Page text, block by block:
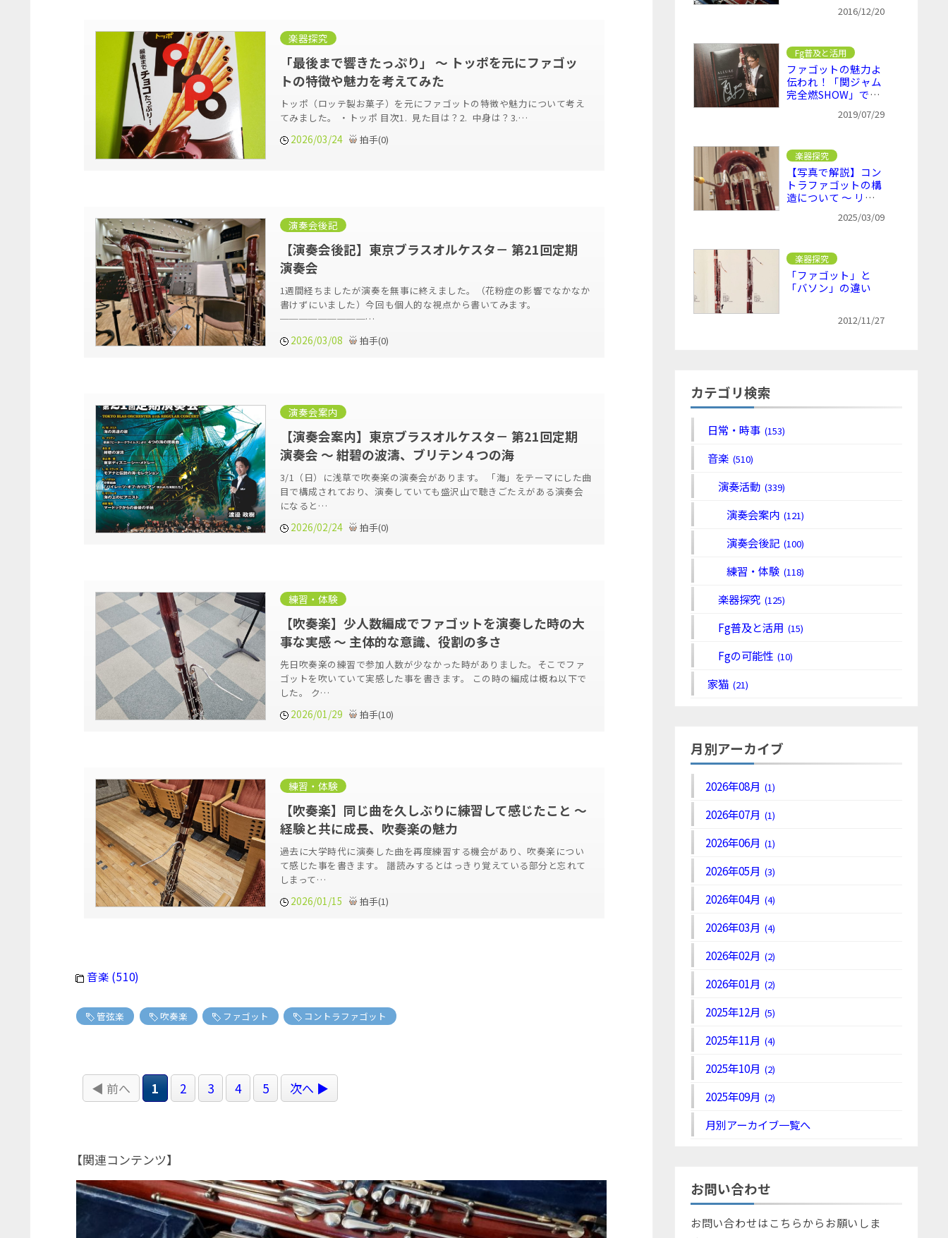
楽器探究
「最後まで響きたっぷり」 ～ トッポを元にファゴッ
トの特徴や魅力を考えてみた
トッポ（ロッテ製お菓子）を元にファゴットの特徴や魅力について考え
てみました。 ・トッポ 目次1. 見た目は？2. 中身は？3.…
2026/03/24 拍手(0)
演奏会後記
【演奏会後記】東京ブラスオルケスタ－ 第21回定期
演奏会
1週間経ちましたが演奏を無事に終えました。（花粉症の影響でなかなか
書けずにいました）今回も個人的な視点から書いてみます。
─────────…
2026/03/08 拍手(0)
演奏会案内
【演奏会案内】東京ブラスオルケスタ－ 第21回定期
演奏会 ～ 紺碧の波濤、ブリテン４つの海
3/1（日）に浅草で吹奏楽の演奏会があります。 「海」をテーマにした曲
目で構成されており、演奏していても盛沢山で聴きごたえがある演奏会
になると…
2026/02/24 拍手(0)
練習・体験
【吹奏楽】少人数編成でファゴットを演奏した時の大
事な実感 ～ 主体的な意識、役割の多さ
先日吹奏楽の練習で参加人数が少なかった時がありました。そこでファ
ゴットを吹いていて実感した事を書きます。 この時の編成は概ね以下で
した。 ク…
2026/01/29 拍手(10)
練習・体験
【吹奏楽】同じ曲を久しぶりに練習して感じたこと ～
経験と共に成長、吹奏楽の魅力
過去に大学時代に演奏した曲を再度練習する機会があり、吹奏楽につい
て感じた事を書きます。 譜読みするとはっきり覚えている部分と忘れて
しまって…
2026/01/15 拍手(1)
音楽 (510)
管弦楽 吹奏楽 ファゴット コントラファゴット
◀ 前へ 1 2 3 4 5 次へ ▶
【関連コンテンツ】
2016/12/20
Fg普及と活用
ファゴットの魅力よ
伝われ！「関ジャム
完全燃SHOW」でフ
2019/07/29
楽器探究
【写真で解説】コン
トラファゴットの構
造について ～ リー
2025/03/09
楽器探究
「ファゴット」と
「バソン」の違い
2012/11/27
カテゴリ検索
日常・時事 (153)
音楽 (510)
演奏活動 (339)
演奏会案内 (121)
演奏会後記 (100)
練習・体験 (118)
楽器探究 (125)
Fg普及と活用 (15)
Fgの可能性 (10)
家猫 (21)
月別アーカイブ
2026年08月 (1)
2026年07月 (1)
2026年06月 (1)
2026年05月 (3)
2026年04月 (4)
2026年03月 (4)
2026年02月 (2)
2026年01月 (2)
2025年12月 (5)
2025年11月 (4)
2025年10月 (2)
2025年09月 (2)
月別アーカイブ一覧へ
お問い合わせ
お問い合わせはこちらからお願いしま